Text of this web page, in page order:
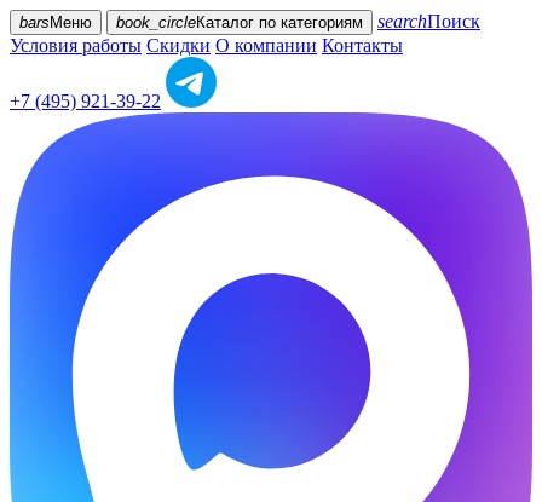
bars Меню book_circleКаталог по категориям searchПоиск
Условия работы Скидки О компании Контакты
+7 (495) 921-39-22